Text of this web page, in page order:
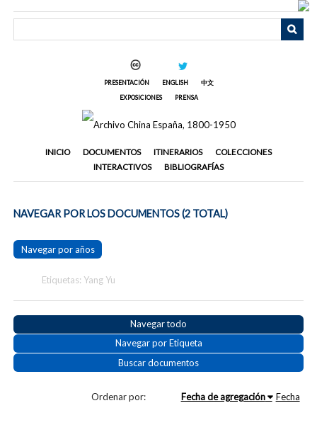
PRESENTACIÓN ENGLISH
中文
EXPOSICIONES
PRENSA
INICIO DOCUMENTOS ITINERARIOS
COLECCIONES
INTERACTIVOS
BIBLIOGRAFÍAS
NAVEGAR POR LOS DOCUMENTOS (2 TOTAL)
Navegar por años
Etiquetas: Yang Yu
Navegar todo
Navegar por Etiqueta
Buscar documentos
Ordenar por: Fecha de agregación Fecha